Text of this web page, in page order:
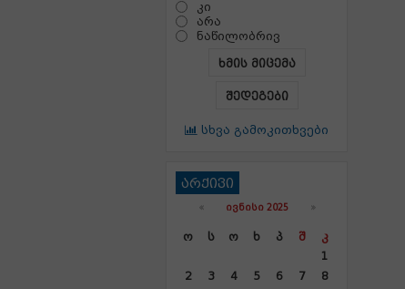
კი
არა
ნაწილობრივ
ხმის მიცემა
შედეგები
სხვა გამოკითხვები
არქივი
« ᲘᲕᲜᲘᲡᲘ 2025 »
Ო Ს Ო Ხ Პ Შ
Კ
1
2
3 4 5 6 7
8